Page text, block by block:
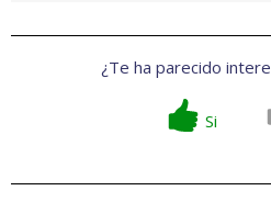
¿Te ha parecido
Si